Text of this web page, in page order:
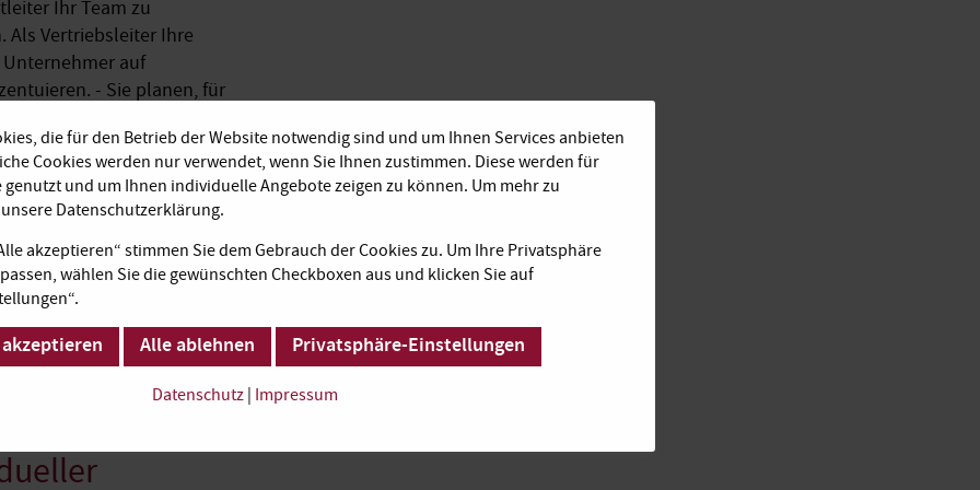
Ihr Team zu
Vertriebsleiter Ihre
auf
- Sie planen, für
uns im Business Center
das wir mit Tischen,
Konzept. Mit
in der süddeutschen
im Wettbewerb der
Zeit und die
Team. Effizienz
die für den Betrieb der Website notwendig sind und um Ihnen Services anbieten
Cookies werden nur verwendet, wenn Sie Ihnen zustimmen. Diese werden für
genutzt und um Ihnen individuelle Angebote zeigen zu können. Um mehr zu
Datenschutzerklärung.
akzeptieren“ stimmen Sie dem Gebrauch der Cookies zu. Um Ihre Privatsphäre
wählen Sie die gewünschten Checkboxen aus und klicken Sie auf
Alle ablehnen Privatsphäre-Einstellungen
Datenschutz | Impressum